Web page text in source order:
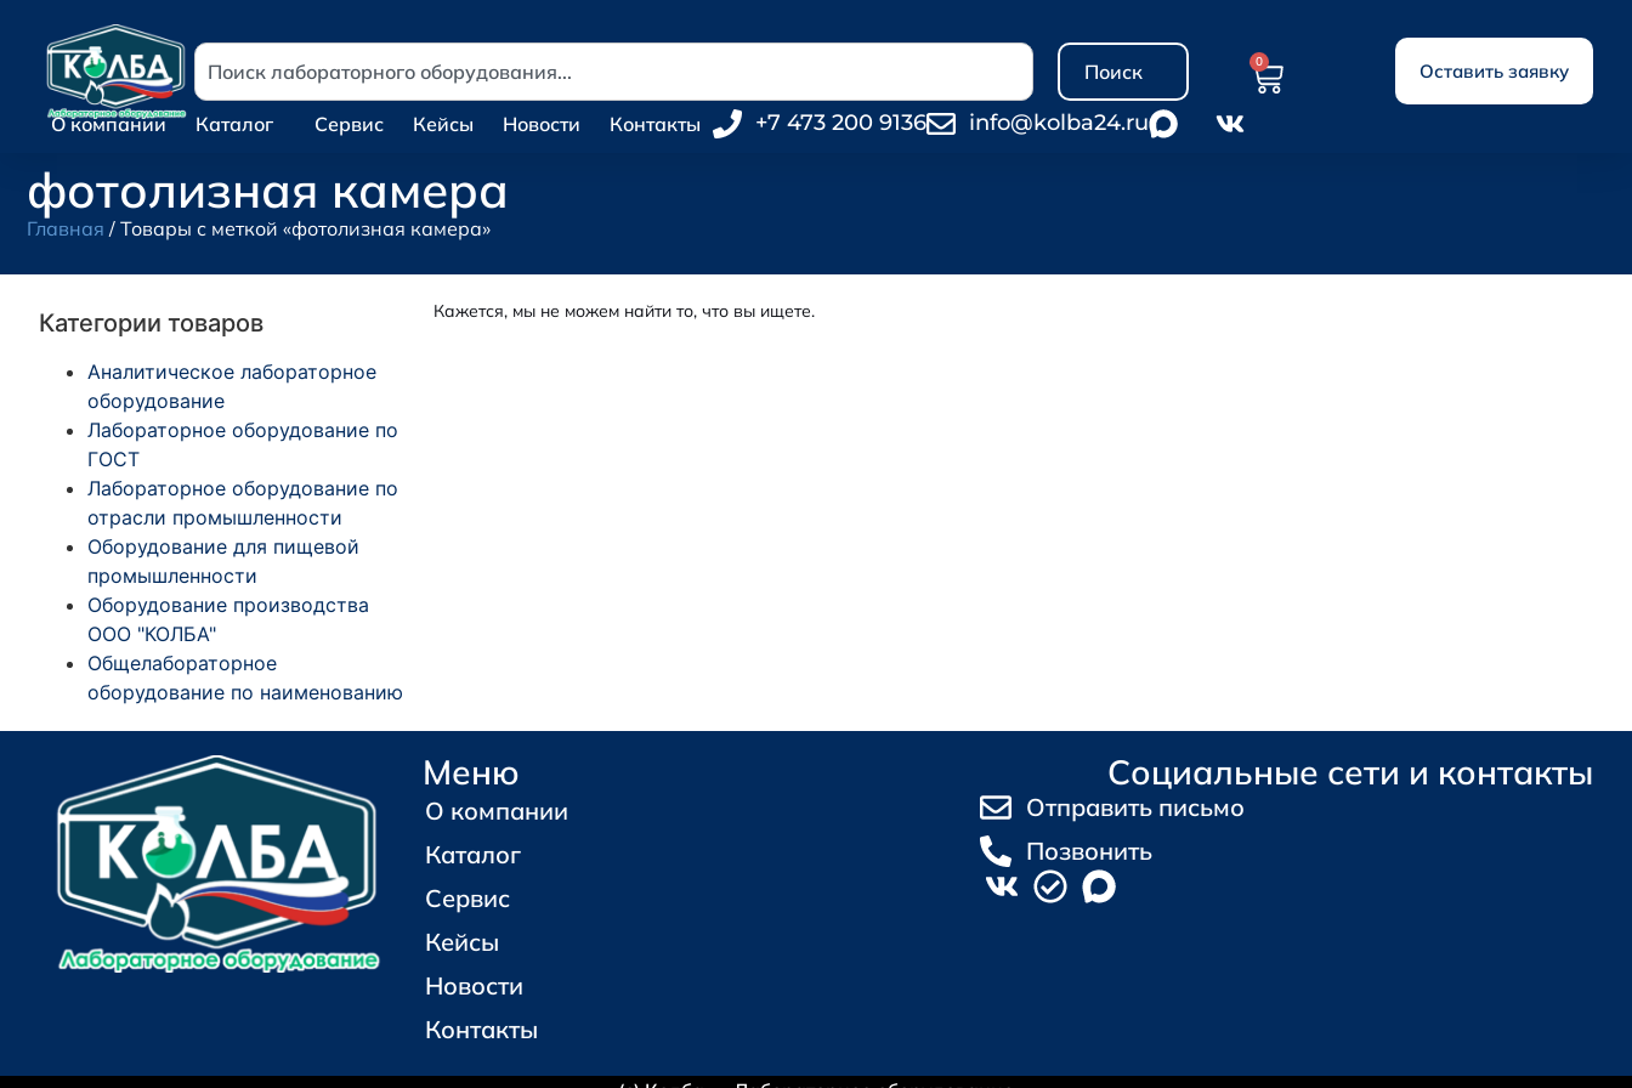
Поиск 0 Оставить заявку
О компании Каталог Сервис Кейсы Новости Контакты +7 473 200 9136 info@kolba24.ru
фотолизная камера
Главная / Товары с меткой «фотолизная камера»
Категории товаров
Аналитическое лабораторное
оборудование
Лабораторное оборудование по
ГОСТ
Лабораторное оборудование по
отрасли промышленности
Оборудование для пищевой
промышленности
Оборудование производства
ООО "КОЛБА"
Общелабораторное
оборудование по наименованию
Кажется, мы не можем найти то, что вы ищете.
Меню
О компании
Каталог
Сервис
Кейсы
Новости
Контакты
Социальные сети и контакты
Отправить письмо
Позвонить